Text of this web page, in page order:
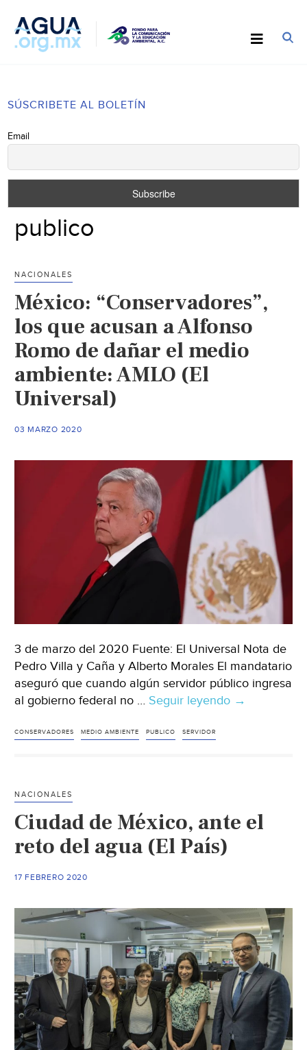
SÚSCRIBETE AL BOLETÍN
Email
publico
NACIONALES
México: “Conservadores”,
los que acusan a Alfonso
Romo de dañar el medio
ambiente: AMLO (El
Universal)
03 MARZO 2020
3 de marzo del 2020 Fuente: El Universal Nota de
Pedro Villa y Caña y Alberto Morales El mandatario
aseguró que cuando algún servidor público ingresa
al gobierno federal no … Seguir leyendo México:
Romo
ambiente:
AMLO
(El
Universal)
→
CONSERVADORES MEDIO AMBIENTE PUBLICO SERVIDOR
NACIONALES
Ciudad de México, ante el
reto del agua (El País)
17 FEBRERO 2020